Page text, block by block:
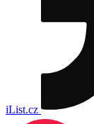
iList.cz